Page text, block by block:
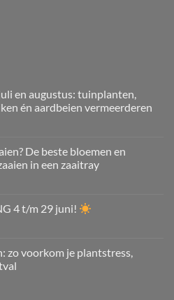
en augustus: tuinplanten,
én aardbeien vermeerderen
De beste bloemen en
in een zaaitray
4 t/m 29 juni!
zo voorkom je plantstress,